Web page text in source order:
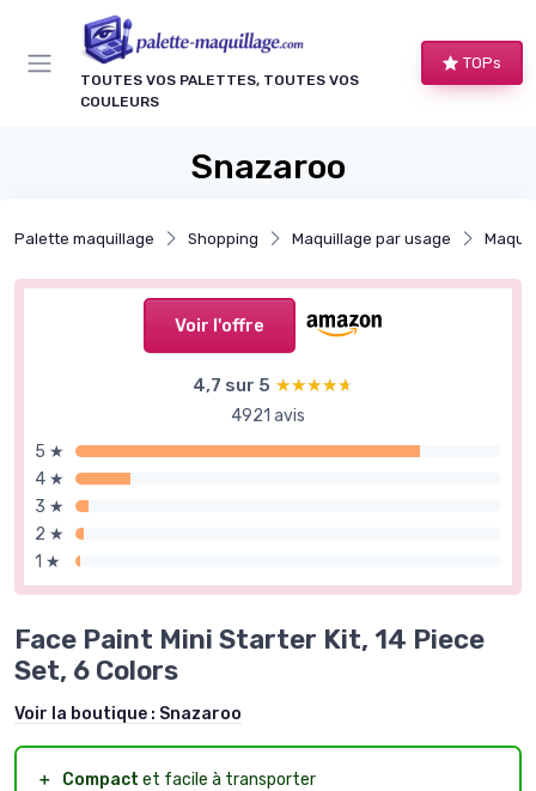
TOUTES VOS PALETTES, TOUTES VOS
COULEURS
TOPs
Snazaroo
Palette maquillage Shopping Maquillage par usage
Voir l'offre
4,7 sur 5 ★★★★★
★★★★★
4921 avis
5 ★
4 ★
3 ★
2 ★
1 ★
Face Paint Mini Starter Kit, 14 Piece
Set, 6 Colors
Voir la boutique : Snazaroo
＋ Compact et facile à transporter
Panneau de gestion des cookies